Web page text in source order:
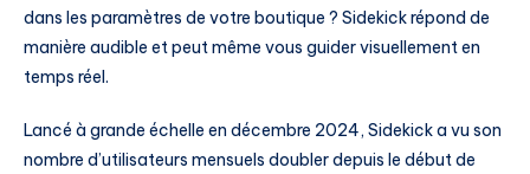
dans les paramètres de votre boutique ? Sidekick répond de
manière audible et peut même vous guider visuellement en
temps réel.
Lancé à grande échelle en décembre 2024, Sidekick a vu son
nombre d’utilisateurs mensuels doubler depuis le début de